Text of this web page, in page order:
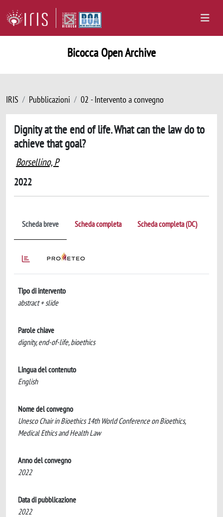
Bicocca Open Archive
IRIS Pubblicazioni 02 - Intervento a convegno
Dignity at the end of life. What can the law do to
achieve that goal?
Borsellino, P
2022
Scheda breve Scheda completa Scheda completa (DC)
Tipo di intervento
abstract + slide
Parole chiave
dignity, end-of-life, bioethics
Lingua del contenuto
English
Nome del convegno
Unesco Chair in Bioethics 14th World Conference on Bioethics,
Medical Ethics and Health Law
Anno del convegno
2022
Data di pubblicazione
2022